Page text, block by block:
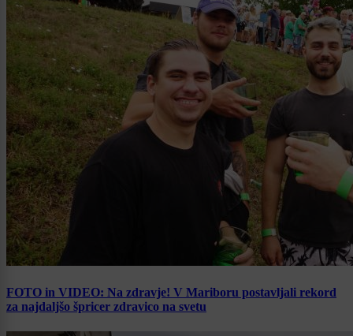
FOTO in VIDEO: Na zdravje! V Mariboru postavljali rekord
za najdaljšo špricer zdravico na svetu